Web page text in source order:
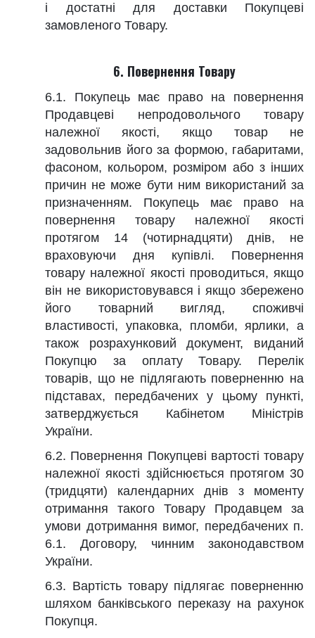
і достатні для доставки Покупцеві
замовленого Товару.
6. Повернення Товару
6.1. Покупець має право на повернення
Продавцеві непродовольчого товару
належної якості, якщо товар не
задовольнив його за формою, габаритами,
фасоном, кольором, розміром або з інших
причин не може бути ним використаний за
призначенням. Покупець має право на
повернення товару належної якості
протягом 14 (чотирнадцяти) днів, не
враховуючи дня купівлі. Повернення
товару належної якості проводиться, якщо
він не використовувався і якщо збережено
його товарний вигляд, споживчі
властивості, упаковка, пломби, ярлики, а
також розрахунковий документ, виданий
Покупцю за оплату Товару. Перелік
товарів, що не підлягають поверненню на
підставах, передбачених у цьому пункті,
затверджується Кабінетом Міністрів
України.
6.2. Повернення Покупцеві вартості товару
належної якості здійснюється протягом 30
(тридцяти) календарних днів з моменту
отримання такого Товару Продавцем за
умови дотримання вимог, передбачених п.
6.1. Договору, чинним законодавством
України.
6.3. Вартість товару підлягає поверненню
шляхом банківського переказу на рахунок
Покупця.